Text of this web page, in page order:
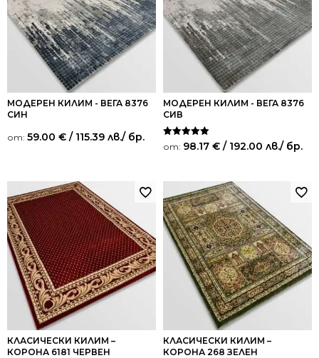
МОДЕРЕН КИЛИМ - ВЕГА 8376
СИН
от: 59.00 € / 115.39 лв./ бр.
МОДЕРЕН КИЛИМ - ВЕГА 8376
СИВ
Оценено на
5.00
от: 98.17 € / 192.00 лв./ бр.
КЛАСИЧЕСКИ КИЛИМ –
КОРОНА 6181 ЧЕРВЕН
КЛАСИЧЕСКИ КИЛИМ –
КОРОНА 268 ЗЕЛЕН